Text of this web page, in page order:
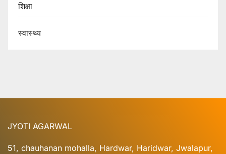
शिक्षा
स्वास्थ्य
JYOTI AGARWAL
51, chauhanan mohalla, Hardwar, Haridwar, Jwalapur,